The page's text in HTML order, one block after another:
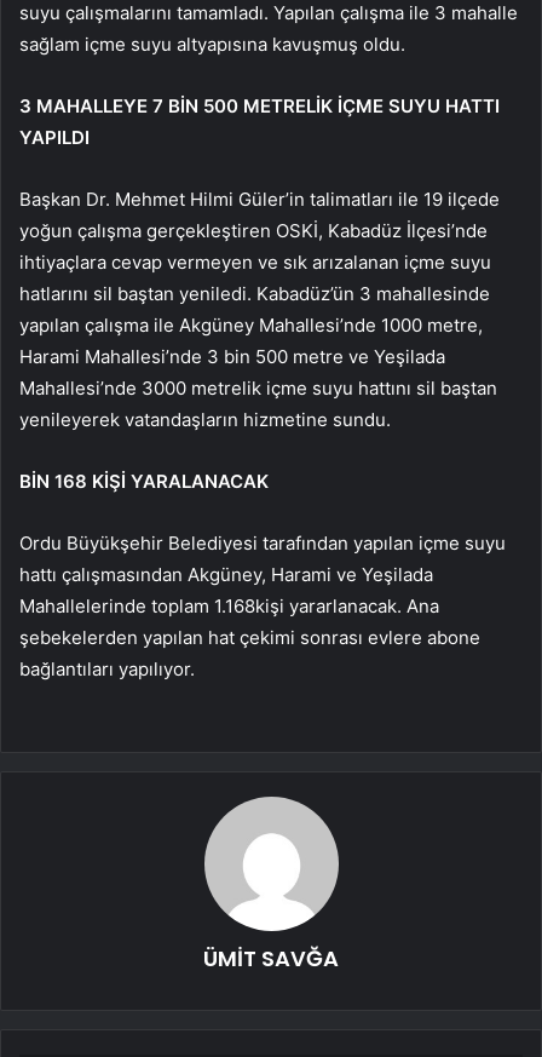
suyu çalışmalarını tamamladı. Yapılan çalışma ile 3 mahalle
sağlam içme suyu altyapısına kavuşmuş oldu.
3 MAHALLEYE 7 BİN 500 METRELİK İÇME SUYU HATTI
YAPILDI
Başkan Dr. Mehmet Hilmi Güler’in talimatları ile 19 ilçede
yoğun çalışma gerçekleştiren OSKİ, Kabadüz İlçesi’nde
ihtiyaçlara cevap vermeyen ve sık arızalanan içme suyu
hatlarını sil baştan yeniledi. Kabadüz’ün 3 mahallesinde
yapılan çalışma ile Akgüney Mahallesi’nde 1000 metre,
Harami Mahallesi’nde 3 bin 500 metre ve Yeşilada
Mahallesi’nde 3000 metrelik içme suyu hattını sil baştan
yenileyerek vatandaşların hizmetine sundu.
BİN 168 KİŞİ YARALANACAK
Ordu Büyükşehir Belediyesi tarafından yapılan içme suyu
hattı çalışmasından Akgüney, Harami ve Yeşilada
Mahallelerinde toplam 1.168kişi yararlanacak. Ana
şebekelerden yapılan hat çekimi sonrası evlere abone
bağlantıları yapılıyor.
ÜMİT SAVĞA